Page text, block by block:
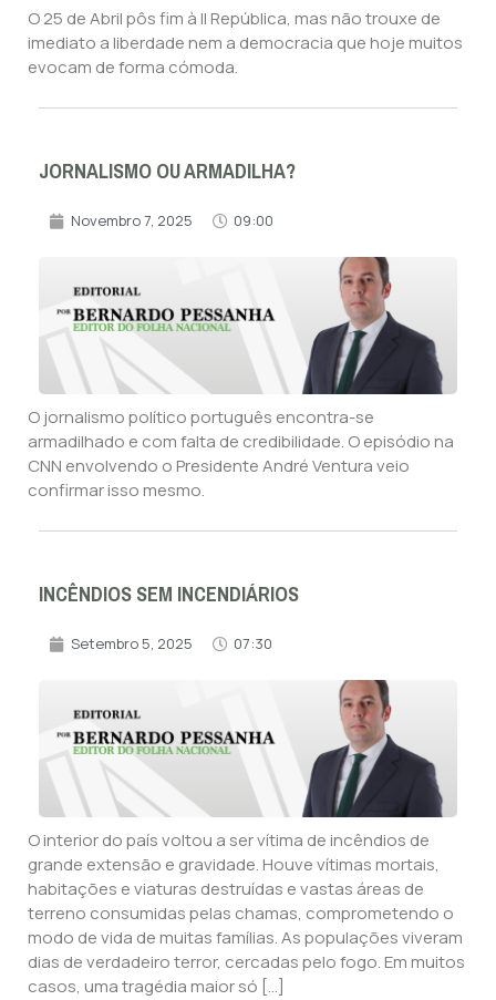
O 25 de Abril pôs fim à II República, mas não trouxe de
imediato a liberdade nem a democracia que hoje muitos
evocam de forma cómoda.
JORNALISMO OU ARMADILHA?
Novembro 7, 2025 09:00
O jornalismo político português encontra-se
armadilhado e com falta de credibilidade. O episódio na
CNN envolvendo o Presidente André Ventura veio
confirmar isso mesmo.
INCÊNDIOS SEM INCENDIÁRIOS
Setembro 5, 2025 07:30
O interior do país voltou a ser vítima de incêndios de
grande extensão e gravidade. Houve vítimas mortais,
habitações e viaturas destruídas e vastas áreas de
terreno consumidas pelas chamas, comprometendo o
modo de vida de muitas famílias. As populações viveram
dias de verdadeiro terror, cercadas pelo fogo. Em muitos
casos, uma tragédia maior só […]